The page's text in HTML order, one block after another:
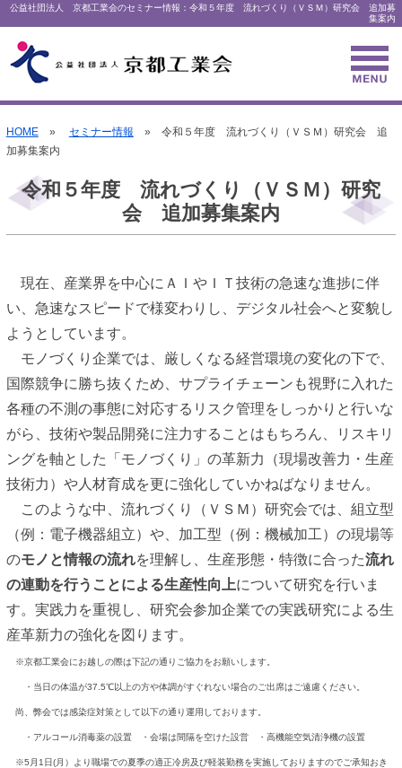
公益社団法人 京都工業会のセミナー情報：令和５年度 流れづくり（ＶＳＭ）研究会 追加募
集案内
HOME» セミナー情報 » 令和５年度 流れづくり（ＶＳＭ）研究会 追
加募集案内
令和５年度 流れづくり（ＶＳＭ）研究
会 追加募集案内
現在、産業界を中心にＡＩやＩＴ技術の急速な進捗に伴
い、急速なスピードで様変わりし、デジタル社会へと変貌し
ようとしています。
モノづくり企業では、厳しくなる経営環境の変化の下で、
国際競争に勝ち抜くため、サプライチェーンも視野に入れた
各種の不測の事態に対応するリスク管理をしっかりと行いな
がら、技術や製品開発に注力することはもちろん、リスキリ
ングを軸とした「モノづくり」の革新力（現場改善力・生産
技術力）や人材育成を更に強化していかねばなりません。
このような中、流れづくり（ＶＳＭ）研究会では、組立型
（例：電子機器組立）や、加工型（例：機械加工）の現場等
のモノと情報の流れを理解し、生産形態・特徴に合った流れ
の連動を行うことによる生産性向上について研究を行いま
す。実践力を重視し、研究会参加企業での実践研究による生
産革新力の強化を図ります。
※京都工業会にお越しの際は下記の通りご協力をお願いします。
・当日の体温が37.5℃以上の方や体調がすぐれない場合のご出席はご遠慮ください。
尚、弊会では感染症対策として以下の通り運用しております。
・アルコール消毒薬の設置 ・会場は間隔を空けた設営 ・高機能空気清浄機の設置
※5月1日(月）より職場での夏季の適正冷房及び軽装勤務を実施しておりますのでご承知おき